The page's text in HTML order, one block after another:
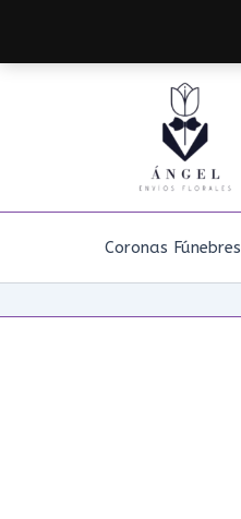
Coronas Fúnebres